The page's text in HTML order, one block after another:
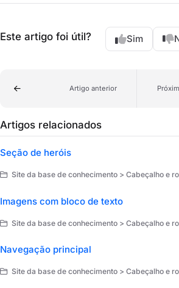
Este artigo foi útil? Sim
Artigo anterior
Artigos relacionados
Seção de heróis
Site da base de conhecimento > Cabeçalho e rodapé do
Imagens com bloco de texto
Site da base de conhecimento > Cabeçalho e rodapé do
Navegação principal
Site da base de conhecimento > Cabeçalho e rodapé